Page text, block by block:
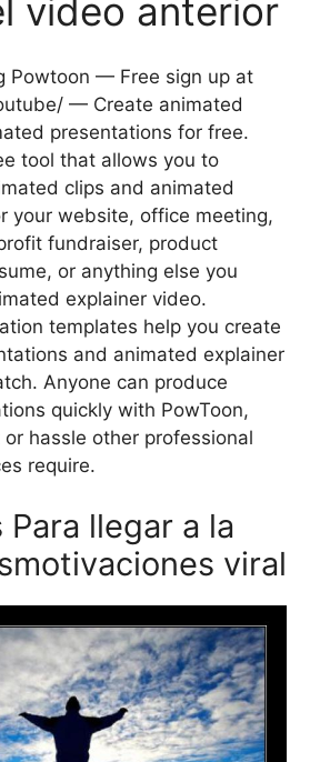
video anterior
Powtoon — Free sign up at
— Create animated
presentations for free.
tool that allows you to
clips and animated
your website, office meeting,
fundraiser, product
or anything else you
explainer video.
templates help you create
and animated explainer
Anyone can produce
quickly with PowToon,
hassle other professional
require.
Para llegar a la
viral